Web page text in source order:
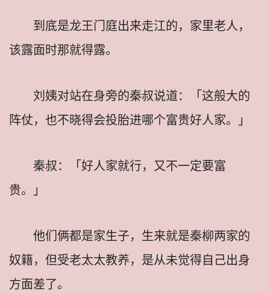
到底是龙王门庭出来走江的，家里老人，
该露面时那就得露。
刘姨对站在身旁的秦叔说道：「这般大的
阵仗，也不晓得会投胎进哪个富贵好人家。」
秦叔：「好人家就行，又不一定要富
贵。」
他们俩都是家生子，生来就是秦柳两家的
奴籍，但受老太太教养，是从未觉得自己出身
方面差了。